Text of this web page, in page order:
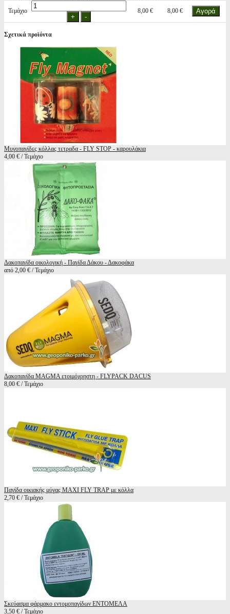
Τεμάχιο 8,00 € 8,00 €
Σχετικά προϊόντα
Μυγοπαγίδες κόλλας τετραδα - FLY STOP - καρουλάκια
4,00 € / Τεμάχιο
Δακοπαγίδα οικολογική - Παγίδα Δάκου - Δακοφάκα
από 2,00 € / Τεμάχιο
Δακοπαγίδα MAGMA ετοιμόχρηστη - FLYPACK DACUS
8,00 € / Τεμάχιο
Παγίδα οικιακής μύγας MAXI FLY TRAP με κόλλα
2,70 € / Τεμάχιο
Σκεύασμα φάρμακο εντομοπαγίδων ΕΝΤΟΜΕΛΑ
3,50 € / Τεμάχιο